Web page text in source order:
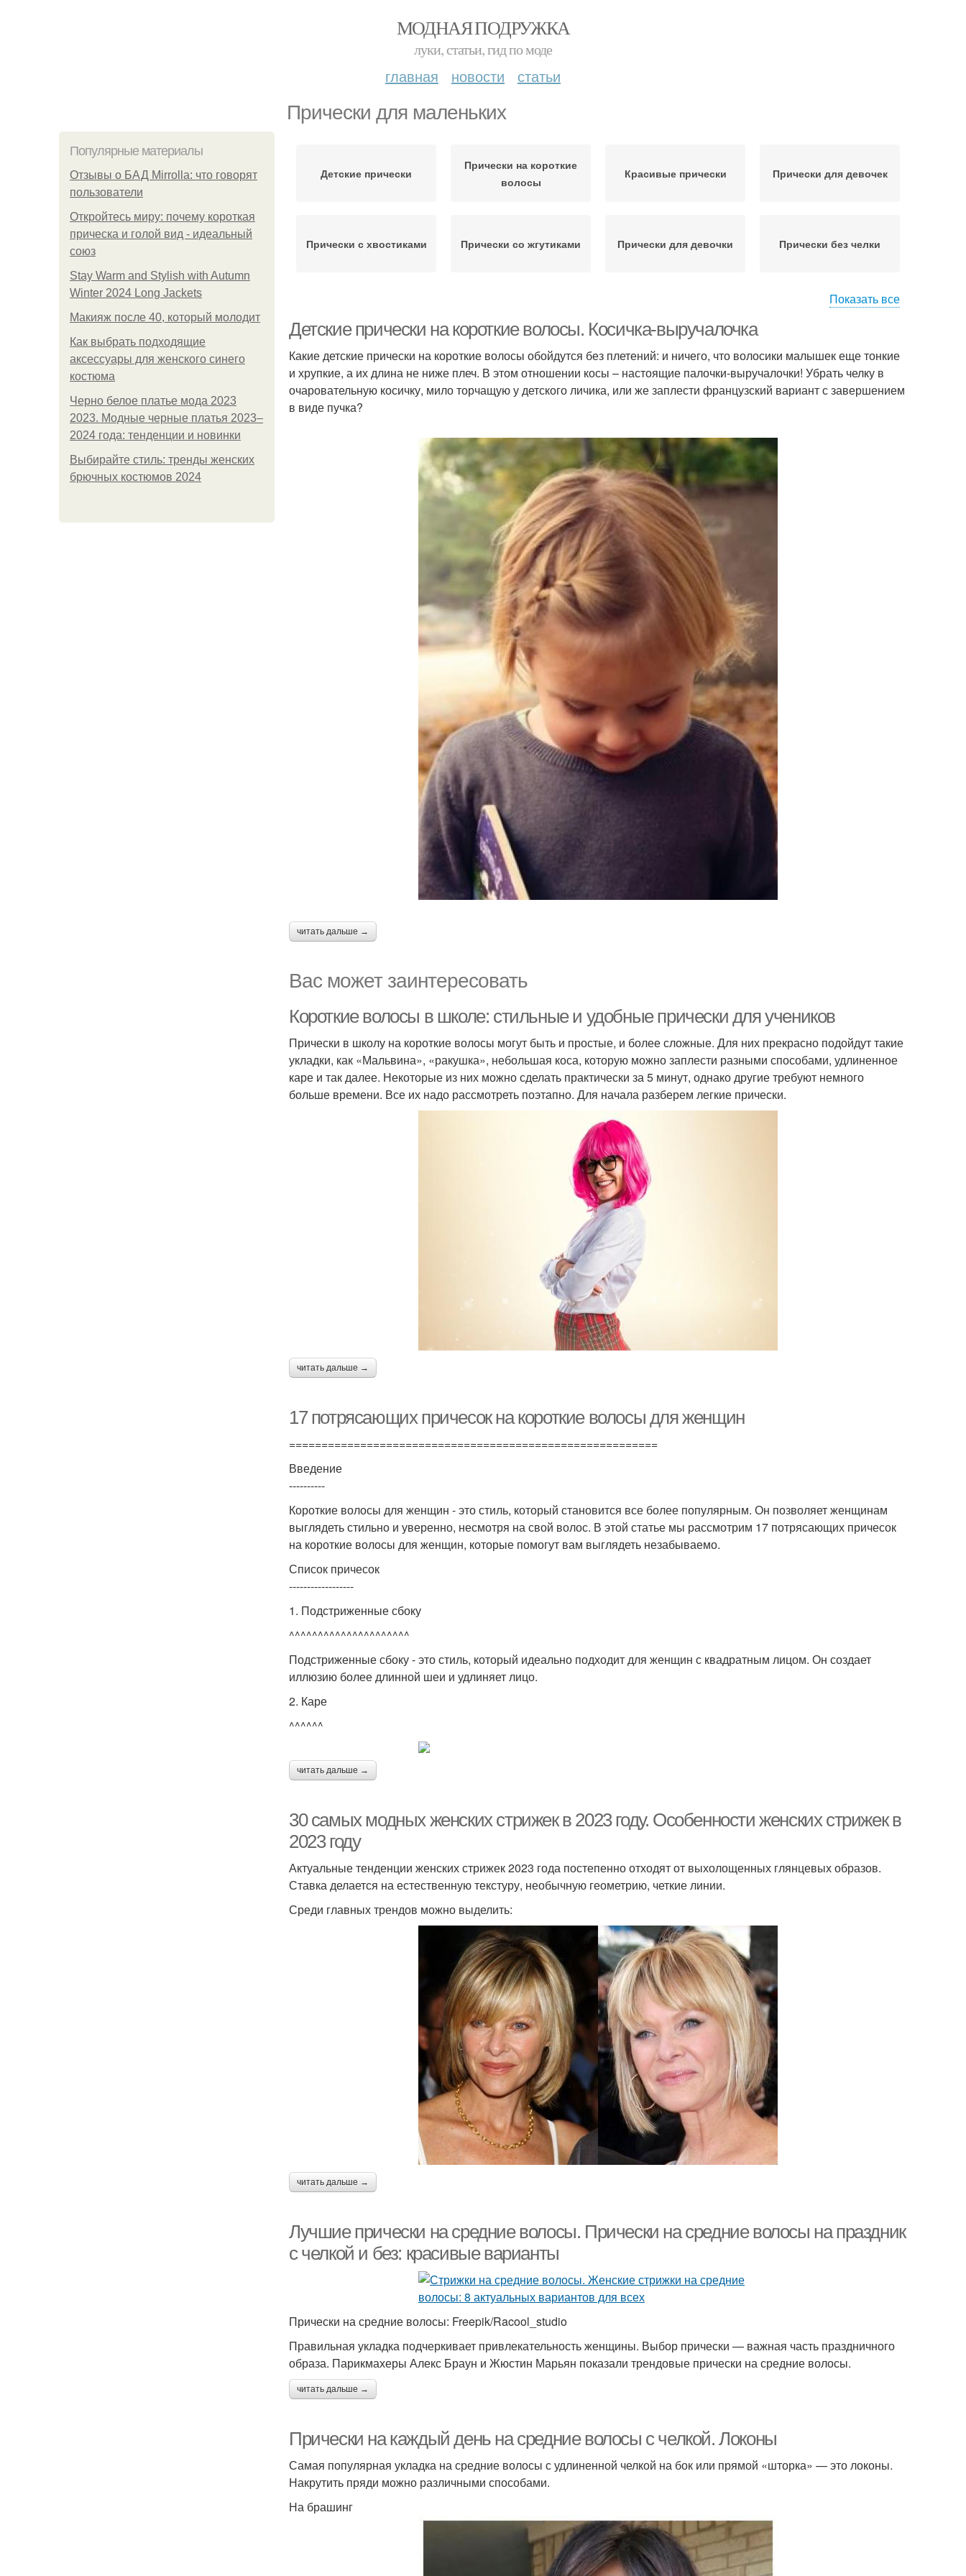
МОДНАЯ ПОДРУЖКА
луки, статьи, гид по моде
главная новости статьи
Прически для маленьких
Популярные материалы
Отзывы о БАД Mirrolla: что говорят
пользователи
Откройтесь миру: почему короткая
прическа и голой вид - идеальный
союз
Stay Warm and Stylish with Autumn
Winter 2024 Long Jackets
Макияж после 40, который молодит
Как выбрать подходящие
аксессуары для женского синего
костюма
Черно белое платье мода 2023
2023. Модные черные платья 2023–
2024 года: тенденции и новинки
Выбирайте стиль: тренды женских
брючных костюмов 2024
Детские прически
Прически на короткие
волосы
Красивые прически Прически для девочек
Прически с хвостиками Прически со жгутиками Прически для девочки Прически без челки
Показать все
Детские прически на короткие волосы. Косичка-выручалочка
Какие детские прически на короткие волосы обойдутся без плетений: и ничего, что волосики малышек еще тонкие
и хрупкие, а их длина не ниже плеч. В этом отношении косы – настоящие палочки-выручалочки! Убрать челку в
очаровательную косичку, мило торчащую у детского личика, или же заплести французский вариант с завершением
в виде пучка?
читать дальше →
Вас может заинтересовать
Короткие волосы в школе: стильные и удобные прически для учеников
Прически в школу на короткие волосы могут быть и простые, и более сложные. Для них прекрасно подойдут такие
укладки, как «Мальвина», «ракушка», небольшая коса, которую можно заплести разными способами, удлиненное
каре и так далее. Некоторые из них можно сделать практически за 5 минут, однако другие требуют немного
больше времени. Все их надо рассмотреть поэтапно. Для начала разберем легкие прически.
читать дальше →
17 потрясающих причесок на короткие волосы для женщин
=========================================================
Введение
----------
Короткие волосы для женщин - это стиль, который становится все более популярным. Он позволяет женщинам
выглядеть стильно и уверенно, несмотря на свой волос. В этой статье мы рассмотрим 17 потрясающих причесок
на короткие волосы для женщин, которые помогут вам выглядеть незабываемо.
Список причесок
------------------
1. Подстриженные сбоку
^^^^^^^^^^^^^^^^^^^^^
Подстриженные сбоку - это стиль, который идеально подходит для женщин с квадратным лицом. Он создает
иллюзию более длинной шеи и удлиняет лицо.
2. Каре
^^^^^^
читать дальше →
30 самых модных женских стрижек в 2023 году. Особенности женских стрижек в
2023 году
Актуальные тенденции женских стрижек 2023 года постепенно отходят от выхолощенных глянцевых образов.
Ставка делается на естественную текстуру, необычную геометрию, четкие линии.
Среди главных трендов можно выделить:
читать дальше →
Лучшие прически на средние волосы. Прически на средние волосы на праздник
с челкой и без: красивые варианты
Прически на средние волосы: Freepik/Racool_studio
Правильная укладка подчеркивает привлекательность женщины. Выбор прически — важная часть праздничного
образа. Парикмахеры Алекс Браун и Жюстин Марьян показали трендовые прически на средние волосы.
читать дальше →
Прически на каждый день на средние волосы с челкой. Локоны
Самая популярная укладка на средние волосы с удлиненной челкой на бок или прямой «шторка» — это локоны.
Накрутить пряди можно различными способами.
На брашинг